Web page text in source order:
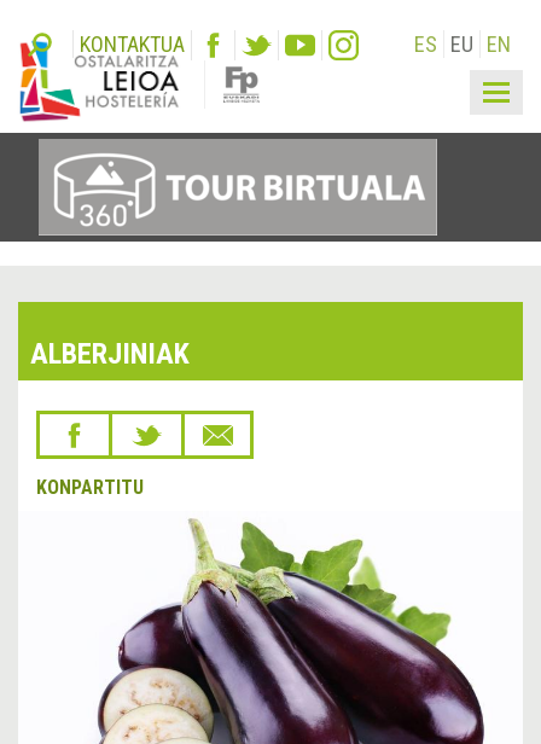
KONTAKTUA ES EU EN
ALBERJINIAK
KONPARTITU